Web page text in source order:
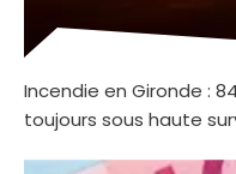
Incendie en Gironde :
toujours sous haute